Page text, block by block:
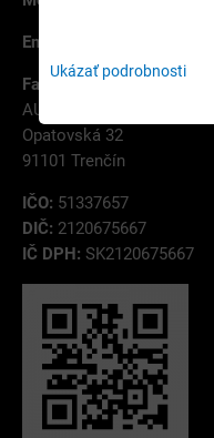
Email:
Fakturačná adresa:
AUTOBIZNIS.SK s.r.o.
Opatovská 32
91101 Trenčín
IČO: 51337657
DIČ: 2120675667
IČ DPH: SK2120675667
Ukázať podrobnosti